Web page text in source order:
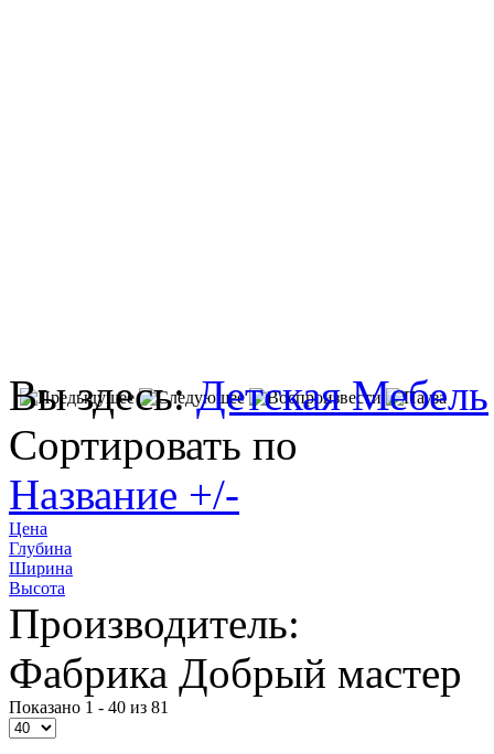
Вы здесь:Детская Мебель
Сортировать по
Название +/-
Цена
Глубина
Ширина
Высота
Производитель:
Фабрика Добрый мастер
Показано 1 - 40 из 81